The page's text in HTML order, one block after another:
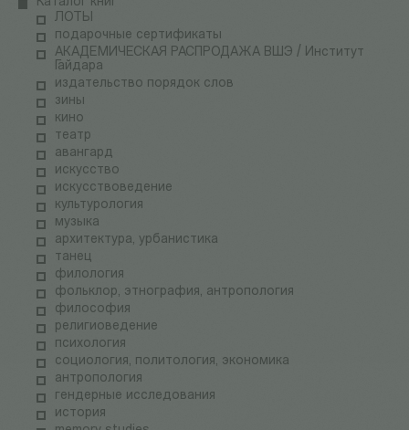
ЛОТЫ
подарочные сертификаты
АКАДЕМИЧЕСКАЯ РАСПРОДАЖА ВШЭ / Институт
Гайдара
издательство порядок слов
зины
кино
театр
авангард
искусство
искусствоведение
культурология
музыка
архитектура, урбанистика
танец
филология
фольклор, этнография, антропология
философия
религиоведение
психология
социология, политология, экономика
антропология
гендерные исследования
история